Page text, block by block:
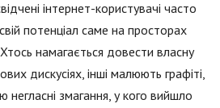
інтернет-користувачі часто
потенціал саме на просторах
намагається довести власну
дискусіях, інші малюють графіті,
змагання, у кого вийшло